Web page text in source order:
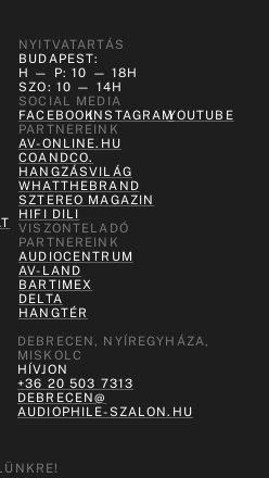
NYITVATARTÁS
BUDAPEST:
H — P: 10 — 18H
SZO: 10 — 14H
SOCIAL MEDIA
FACEBOOKINSTAGRAMYOUTUBE
PARTNEREINK
AV-ONLINE.HU
COANDCO.
HANGZÁSVILÁG
WHATTHEBRAND
SZTEREO MAGAZIN
HIFI DILI
VISZONTELADÓ
PARTNEREINK
AUDIOCENTRUM
AV-LAND
BARTIMEX
DELTA
HANGTÉR
DEBRECEN, NYÍREGYHÁZA,
MISKOLC
HÍVJON
+36 20 503 7313
DEBRECEN@
AUDIOPHILE-SZALON.HU